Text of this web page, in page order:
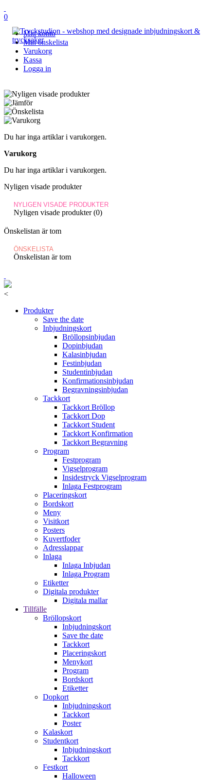
0
Mitt konto
Min önskelista
Varukorg
Kassa
Logga in
Du har inga artiklar i varukorgen.
Varukorg
Du har inga artiklar i varukorgen.
Nyligen visade produkter
NYLIGEN VISADE PRODUKTER
Nyligen visade produkter (0)
Önskelistan är tom
ÖNSKELISTA
Önskelistan är tom
<
Produkter
Save the date
Inbjudningskort
Bröllopsinbjudan
Dopinbjudan
Kalasinbjudan
Festinbjudan
Studentinbjudan
Konfirmationsinbjudan
Begravningsinbjudan
Tackkort
Tackkort Bröllop
Tackkort Dop
Tackkort Student
Tackkort Konfirmation
Tackkort Begravning
Program
Festprogram
Vigselprogram
Insidestryck Vigselprogram
Inlaga Festprogram
Placeringskort
Bordskort
Meny
Visitkort
Posters
Kuvertfoder
Adresslappar
Inlaga
Inlaga Inbjudan
Inlaga Program
Etiketter
Digitala produkter
Digitala mallar
Tillfälle
Bröllopskort
Inbjudningskort
Save the date
Tackkort
Placeringskort
Menykort
Program
Bordskort
Etiketter
Dopkort
Inbjudningskort
Tackkort
Poster
Kalaskort
Studentkort
Inbjudningskort
Tackkort
Festkort
Halloween